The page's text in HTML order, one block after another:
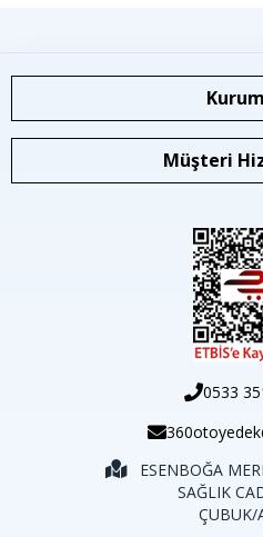
Müşteri
0533
ESENBOĞA
SAĞLIK
ÇUBUK/